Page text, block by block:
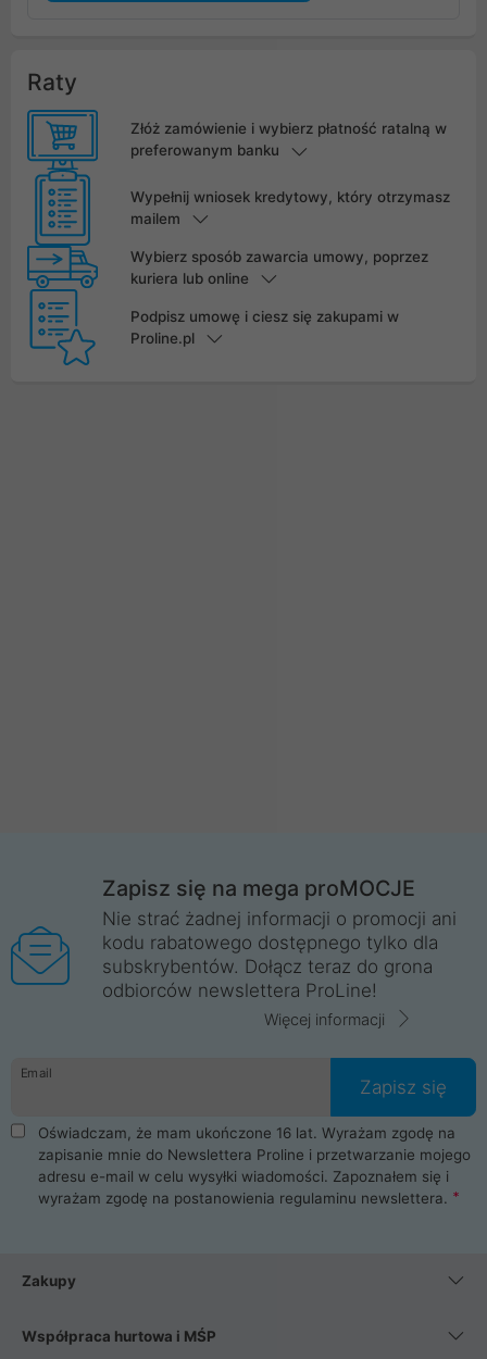
Raty
Złóż zamówienie i wybierz płatność ratalną w
preferowanym banku
Wypełnij wniosek kredytowy, który otrzymasz
mailem
Wybierz sposób zawarcia umowy, poprzez
kuriera lub online
Podpisz umowę i ciesz się zakupami w
Proline.pl
Zapisz się na mega proMOCJE
Nie strać żadnej informacji o promocji ani
kodu rabatowego dostępnego tylko dla
subskrybentów. Dołącz teraz do grona
odbiorców newslettera ProLine!
Więcej informacji
Email
Zapisz się
Oświadczam, że mam ukończone 16 lat. Wyrażam zgodę na
zapisanie mnie do Newslettera Proline i przetwarzanie mojego
adresu e-mail w celu wysyłki wiadomości. Zapoznałem się i
wyrażam zgodę na postanowienia regulaminu newslettera.
Zakupy
Współpraca hurtowa i MŚP